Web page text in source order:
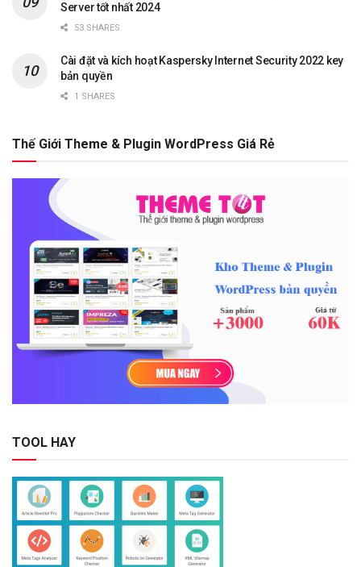
Server tốt nhất 2024
53 SHARES
Cài đặt và kích hoạt Kaspersky Internet Security 2022 key
bản quyền
1 SHARES
Thế Giới Theme & Plugin WordPress Giá Rẻ
TOOL HAY